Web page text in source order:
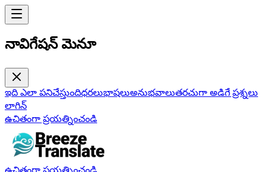
నావిగేషన్ మెనూ
ఇది ఎలా పనిచేస్తుందిధరలుభాషలుఅనుభవాలుతరచుగా అడిగే ప్రశ్నలు
లాగిన్
ఉచితంగా ప్రయత్నించండి
ఉచితంగా ప్రయత్నించండి